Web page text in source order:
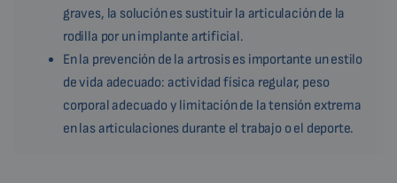
graves, la solución es sustituir la articulación de la
rodilla por un implante artificial.
En la prevención de la artrosis es importante un estilo
de vida adecuado: actividad física regular, peso
corporal adecuado y limitación de la tensión extrema
en las articulaciones durante el trabajo o el deporte.